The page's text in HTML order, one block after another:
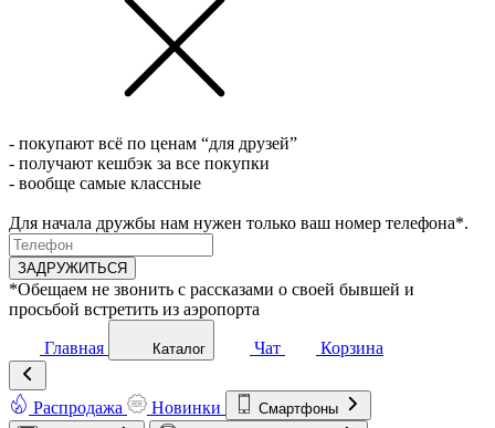
- покупают всё по ценам “для друзей”
- получают кешбэк за все покупки
- вообще самые классные
Для начала дружбы нам нужен только ваш номер телефона*.
ЗАДРУЖИТЬСЯ
*Обещаем не звонить с рассказами о своей бывшей и
просьбой встретить из аэропорта
Главная Каталог Чат Корзина
Распродажа Новинки
Смартфоны